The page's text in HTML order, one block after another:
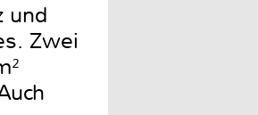
und
Zwei